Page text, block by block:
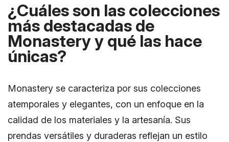
¿Cuáles son las colecciones
más destacadas de
Monastery y qué las hace
únicas?
Monastery se caracteriza por sus colecciones
atemporales y elegantes, con un enfoque en la
calidad de los materiales y la artesanía. Sus
prendas versátiles y duraderas reflejan un estilo